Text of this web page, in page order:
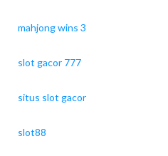
mahjong wins 3
slot gacor 777
situs slot gacor
slot88